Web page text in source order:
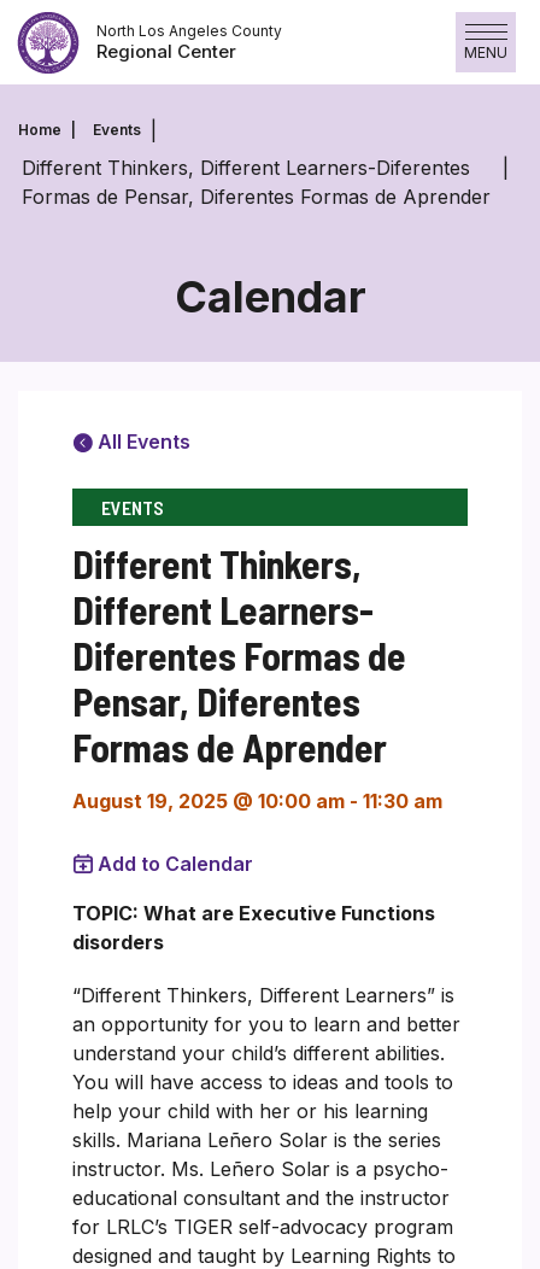
Skip
to
content
North Los Angeles County
Regional Center MENU
Home Events
Different Thinkers, Different Learners-Diferentes
Formas de Pensar, Diferentes Formas de Aprender
Calendar
All Events
EVENTS
Different Thinkers,
Different Learners-
Diferentes Formas de
Pensar, Diferentes
Formas de Aprender
August 19, 2025 @ 10:00 am - 11:30 am
Add to Calendar
TOPIC: What are Executive Functions
disorders
“Different Thinkers, Different Learners” is
an opportunity for you to learn and better
understand your child’s different abilities.
You will have access to ideas and tools to
help your child with her or his learning
skills. Mariana Leñero Solar is the series
instructor. Ms. Leñero Solar is a psycho-
educational consultant and the instructor
for LRLC’s TIGER self-advocacy program
designed and taught by Learning Rights to